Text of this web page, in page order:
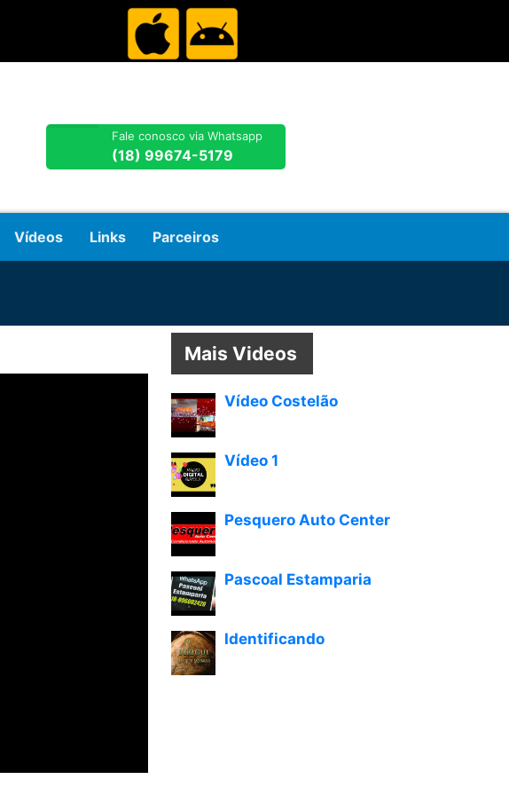
Fale conosco via Whatsapp
(18) 99674-5179
Vídeos Links Parceiros
Mais Videos
Vídeo Costelão
Vídeo 1
Pesquero Auto Center
Pascoal Estamparia
Identificando